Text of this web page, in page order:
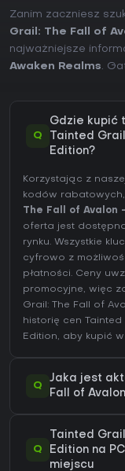
Zanim zaczniesz
Grail: The Fall of
najważniejsze
Awaken Realms.
Q
Gdzie kupić
Tainted
Edition?
Korzystając z
kodów
The Fall of Avalon
oferta jest
rynku. Wszystkie
cyfrowo z
płatności. Ceny
promocyjne, więc
Grail: The Fall of
historię cen
Edition, aby kupić
Q
Jaka jest
Fall of
Q
Tainted
Edition na
miejscu